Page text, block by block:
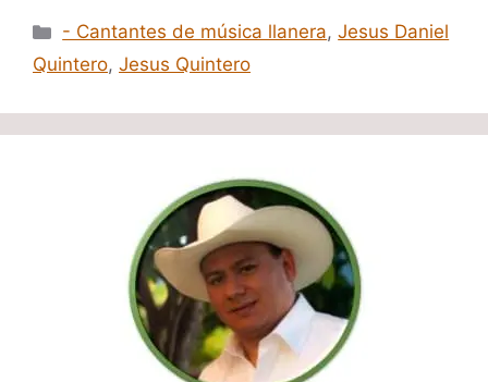
Categorías
- Cantantes de música llanera,Jesus Daniel
Quintero, Jesus Quintero